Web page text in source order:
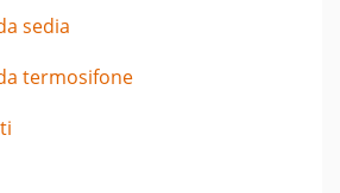
sedia
termosifone